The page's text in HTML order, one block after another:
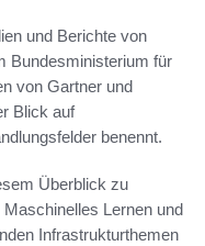
und Berichte von
Bundesministerium für
von Gartner und
Blick auf
benennt.
Überblick zu
Lernen und
Infrastrukturthemen